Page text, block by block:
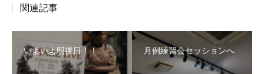
関連記事
いよいよ明後日！！ 月例練習会セッションへ